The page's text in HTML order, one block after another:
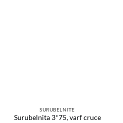
SURUBELNITE
Surubelnita 3*75, varf cruce